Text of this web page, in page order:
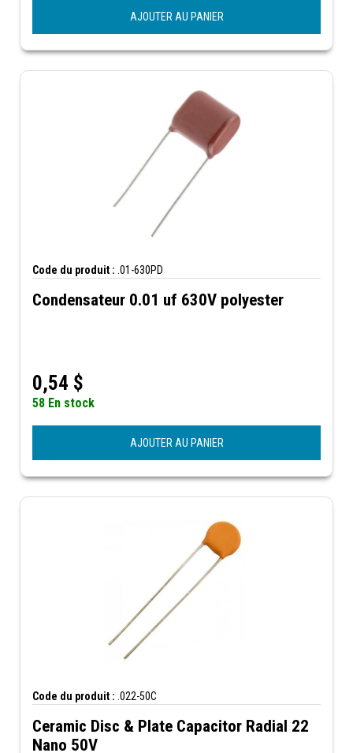
AJOUTER AU PANIER
Code du produit : .01-630PD
Condensateur 0.01 uf 630V polyester
0,54 $
58 En stock
AJOUTER AU PANIER
Code du produit : .022-50C
Ceramic Disc & Plate Capacitor Radial 22
Nano 50V